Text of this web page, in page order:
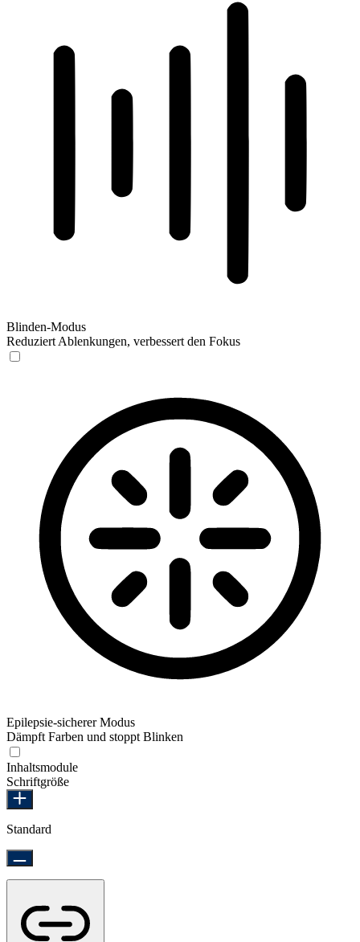
Blinden-Modus
Reduziert Ablenkungen, verbessert den Fokus
Epilepsie-sicherer Modus
Dämpft Farben und stoppt Blinken
Inhaltsmodule
Schriftgröße
Standard